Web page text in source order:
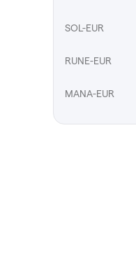
SOL-EUR
RUNE-EUR
MANA-EUR